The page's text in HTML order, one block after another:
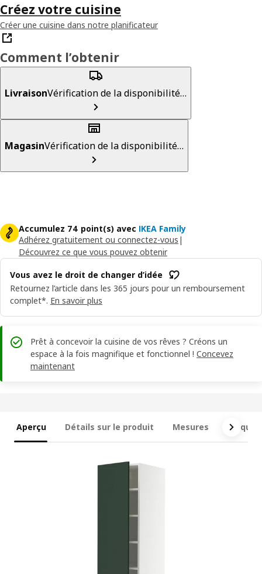
Créez votre cuisine
Créer une cuisine dans notre planificateur
Comment l’obtenir
LivraisonVérification de la disponibilité…
MagasinVérification de la disponibilité…
Accumulez 74 point(s) avec IKEA Family
Adhérez gratuitement ou connectez-vous |
Découvrez ce que vous pouvez obtenir
Vous avez le droit de changer d’idée
Retournez l’article dans les 365 jours pour un remboursement
complet*. En savoir plus
Prêt à concevoir la cuisine de vos rêves ? Créons un
espace à la fois magnifique et fonctionnel ! Concevez
maintenant
Aperçu Détails sur le produit Mesures Ce qui